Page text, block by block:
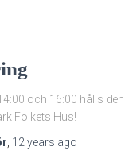
och 16:00 hålls den
Folkets Hus!
12 years ago